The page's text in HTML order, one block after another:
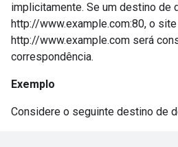
implicitamente. Se um destino de
http://www.example.com:80, o site
http://www.example.com será
correspondência.
Exemplo
Considere o seguinte destino de